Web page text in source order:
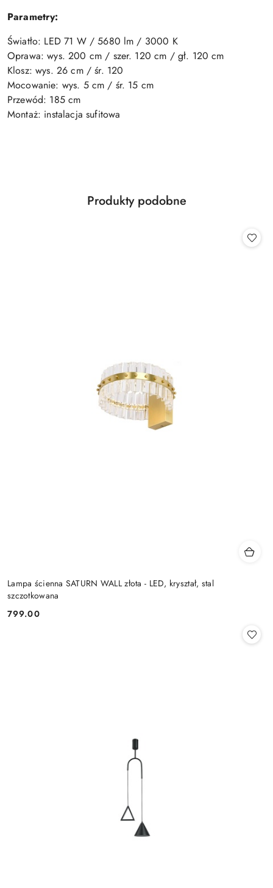
Parametry:
Światło: LED 71 W / 5680 lm / 3000 K
Oprawa: wys. 200 cm / szer. 120 cm / gł. 120 cm
Klosz: wys. 26 cm / śr. 120
Mocowanie: wys. 5 cm / śr. 15 cm
Przewód: 185 cm
Montaż: instalacja sufitowa
Pomiń karuzelę produktów
Produkty
Produkty podobne
Lampa ścienna SATURN WALL złota - LED, kryształ, stal
szczotkowana
Cena:
799.00